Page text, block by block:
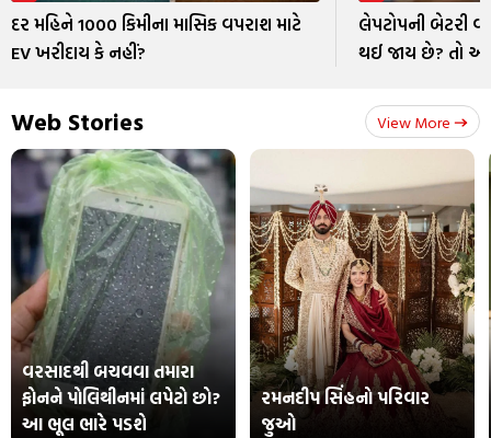
દર મહિને 1000 કિમીના માસિક વપરાશ માટે
EV ખરીદાય કે નહીં?
લેપટોપની બેટરી
થઈ જાય છે? તો આ
Web Stories View More
વરસાદથી બચવવા તમારા
ફોનને પોલિથીનમાં લપેટો છો?
આ ભૂલ ભારે પડશે
રમનદીપ સિંહનો પરિવાર
જુઓ